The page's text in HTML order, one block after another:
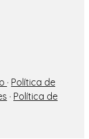
· Política de
· Política de